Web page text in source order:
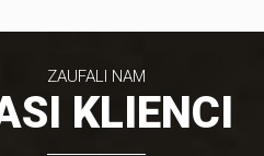
ZAUFALI NAM
KLIENCI